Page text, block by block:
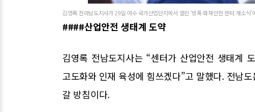
김영록 전라남도지사가 29일 여수 국가산업단지에서 열린 ‘방폭·화재안전 센터 개소식
####산업안전 생태계 도약
김영록 전남도지사는 “센터가 산업안전 생태계
고도화와 인재 육성에 힘쓰겠다”고 말했다. 전남
갈 방침이다.